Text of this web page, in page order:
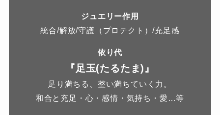
ジュエリー作用
統合/解放/守護（プロテクト）/充足感
依り代
『足玉(たるたま)』
足り満ちる、整い満ちていく力。
和合と充足・心・感情・気持ち・愛…等